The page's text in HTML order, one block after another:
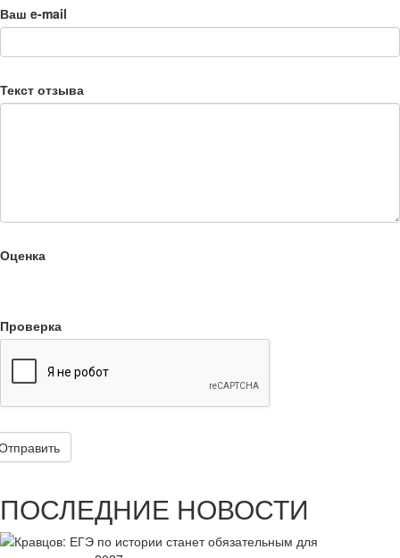
Ваш e-mail
Текст отзыва
Оценка
Проверка
ПОСЛЕДНИЕ НОВОСТИ